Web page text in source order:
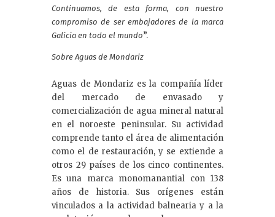
Continuamos, de esta forma, con nuestro
compromiso de ser embajadores de la marca
Galicia en todo el mundo”.
Sobre Aguas de Mondariz
Aguas de Mondariz es la compañía líder
del mercado de envasado y
comercialización de agua mineral natural
en el noroeste peninsular. Su actividad
comprende tanto el área de alimentación
como el de restauración, y se extiende a
otros 29 países de los cinco continentes.
Es una marca monomanantial con 138
años de historia. Sus orígenes están
vinculados a la actividad balnearia y a la